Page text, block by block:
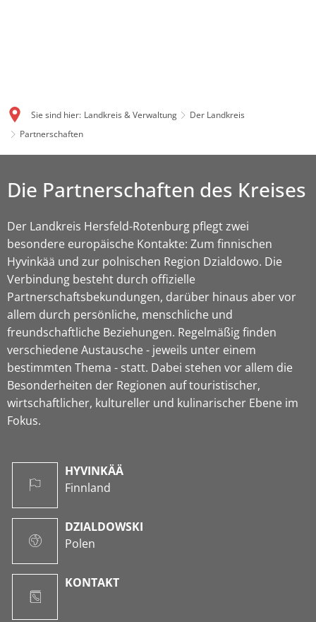
Sie sind hier: Landkreis & Verwaltung
Der Landkreis
Partnerschaften
Die Partnerschaften des Kreises
Der Landkreis Hersfeld-Rotenburg pflegt zwei
besondere europäische Kontakte: Zum finnischen
Hyvinkää und zur polnischen Region Dzialdowo. Die
Verbindung besteht durch offizielle
Partnerschaftsbekundungen, darüber hinaus aber vor
allem durch persönliche, menschliche und
freundschaftliche Beziehungen. Regelmäßig finden
verschiedene Austausche - jeweils unter einem
bestimmten Thema - statt. Dabei stehen vor allem die
Besonderheiten der Regionen auf touristischer,
wirtschaftlicher, kultureller und kulinarischer Ebene im
Fokus.
HYVINKÄÄ
Finnland
DZIALDOWSKI
Polen
KONTAKT